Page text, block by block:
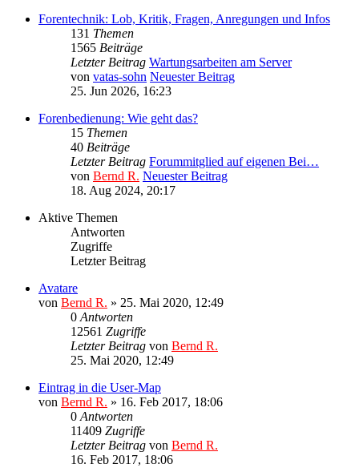
Forentechnik: Lob, Kritik, Fragen, Anregungen und Infos
131 Themen
1565 Beiträge
Letzter Beitrag Wartungsarbeiten am Server
von vatas-sohn Neuester Beitrag
25. Jun 2026, 16:23
Forenbedienung: Wie geht das?
15 Themen
40 Beiträge
Letzter Beitrag Forummitglied auf eigenen Bei…
von Bernd R. Neuester Beitrag
18. Aug 2024, 20:17
Aktive Themen
Antworten
Zugriffe
Letzter Beitrag
Avatare
von Bernd R. » 25. Mai 2020, 12:49
0 Antworten
12561 Zugriffe
Letzter Beitrag von Bernd R.
25. Mai 2020, 12:49
Eintrag in die User-Map
von Bernd R. » 16. Feb 2017, 18:06
0 Antworten
11409 Zugriffe
Letzter Beitrag von Bernd R.
16. Feb 2017, 18:06